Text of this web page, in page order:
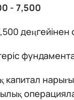
- 7,500